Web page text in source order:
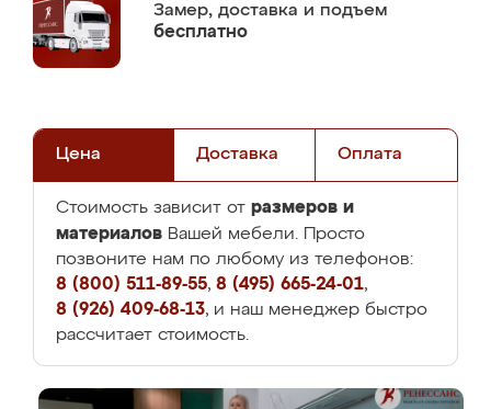
Замер, доставка и подъем
бесплатно
Цена Доставка Оплата
Стоимость зависит от размеров и
материалов Вашей мебели. Просто
позвоните нам по любому из телефонов:
8 (800) 511-89-55, 8 (495) 665-24-01,
8 (926) 409-68-13, и наш менеджер быстро
рассчитает стоимость.